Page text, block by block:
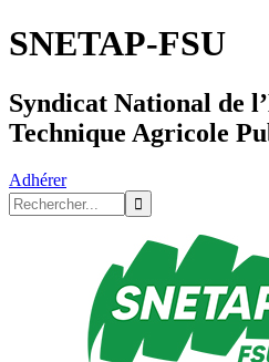
SNETAP-FSU
Syndicat National de
Technique Agricole
Adhérer